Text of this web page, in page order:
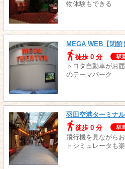
物体験もできる
MEGA WEB【閉館
徒歩 0 分
駅
トヨタ自動車がお
のテーマパーク
羽田空港ターミナル
徒歩 0 分
駅
飛行機を見ながら
トシミュレータも楽